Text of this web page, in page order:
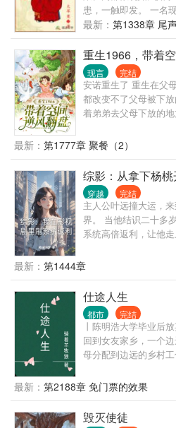
患，一触即发。 一名
本以为能安安稳稳的享
他的命运将是被未来
受戮的命运，奋起抗争
挪扭转乾坤。成就一番
流。
最新： 第1338章 尾
重生1966，带着
现言 完结
安诺重生了 重生在父
都改变不了父母被下
着弟弟去父母下放的
风生水起。
最新： 第1777章 聚餐（2）
综影：从拿下杨
穿越 完结
主人公叶远撞大运，
界。 当他结识二十多
系统高倍返利，让他
最新： 第1444章
仕途人生
都市 完结
丨陈明浩大学毕业后
回到女友家乡，一个
母分配到边远的乡村
在背景的支持和自己的
途高歌，做到了封疆
的“当官不为民做主，
最新： 第2188章 免门票的效果
毁灭使徒